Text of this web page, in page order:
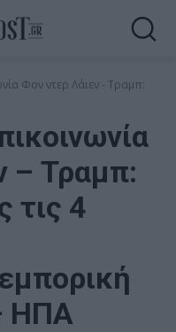
Φον ντερ Λάιεν - Τραμπ:
– Τραμπ:
τις 4
ΗΠΑ